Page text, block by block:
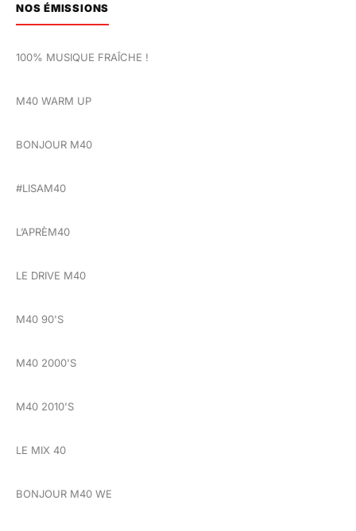
NOS ÉMISSIONS
100% MUSIQUE FRAÎCHE !
M40 WARM UP
BONJOUR M40
#LISAM40
L’APRÈM40
LE DRIVE M40
M40 90'S
M40 2000'S
M40 2010'S
LE MIX 40
BONJOUR M40 WE